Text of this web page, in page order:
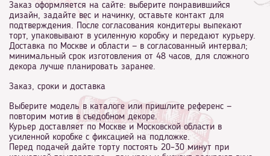
Заказ оформляется на сайте: выберите понравившийся
дизайн, задайте вес и начинку, оставьте контакт для
подтверждения. После согласования кондитеры выпекают
торт, упаковывают в усиленную коробку и передают курьеру.
Доставка по Москве и области — в согласованный интервал;
минимальный срок изготовления от 48 часов, для сложного
декора лучше планировать заранее.
Заказ, сроки и доставка
Выберите модель в каталоге или пришлите референс —
повторим мотив в съедобном декоре.
Курьер доставляет по Москве и Московской области в
усиленной коробке с фиксацией на подложке.
Перед подачей дайте торту постоять 20–30 минут при